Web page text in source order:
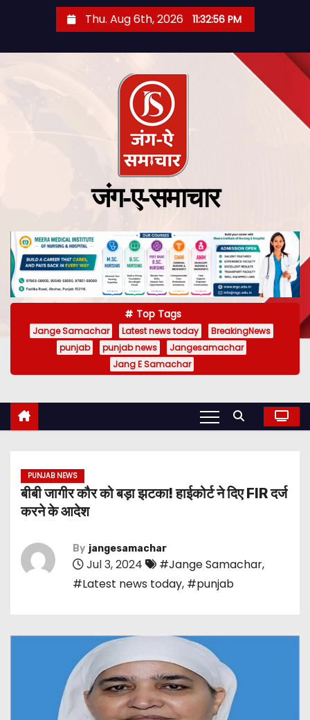
Thu. Aug 6th, 2026 11:32:57 PM
जंग-ए-समाचार
Top Tags
Jange Samachar Latest news today
BreakingNews
punjab
punjab news
Jangesamachar
Jang E Samachar
PUNJAB NEWS
बीबी जागीर कौर को बड़ा झटका! हाईकोर्ट ने दिए FIR दर्ज
करने के आदेश
By jangesamachar
Jul 3, 2024 #Jange Samachar,
#Latest news today, #punjab